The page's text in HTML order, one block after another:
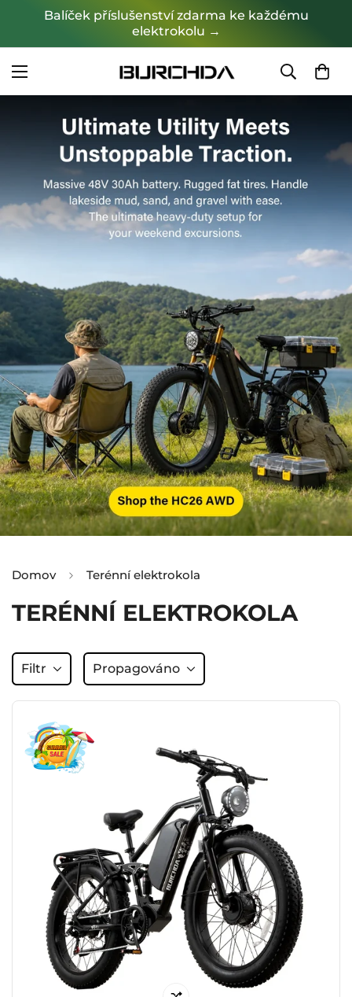
Balíček příslušenství zdarma ke každému
elektrokolu →
Domov Terénní elektrokola
TERÉNNÍ ELEKTROKOLA
Filtr Propagováno